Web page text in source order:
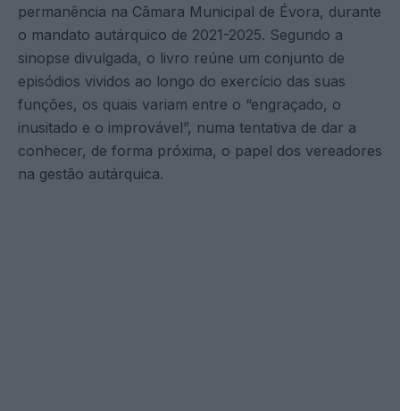
permanência na Câmara Municipal de Évora, durante
o mandato autárquico de 2021-2025. Segundo a
sinopse divulgada, o livro reúne um conjunto de
episódios vividos ao longo do exercício das suas
funções, os quais variam entre o “engraçado, o
inusitado e o improvável”, numa tentativa de dar a
conhecer, de forma próxima, o papel dos vereadores
na gestão autárquica.